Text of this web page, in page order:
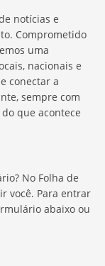
notícias e
Comprometido
uma
nacionais e
conectar a
sempre com
que acontece
No Folha de
você. Para entrar
abaixo ou